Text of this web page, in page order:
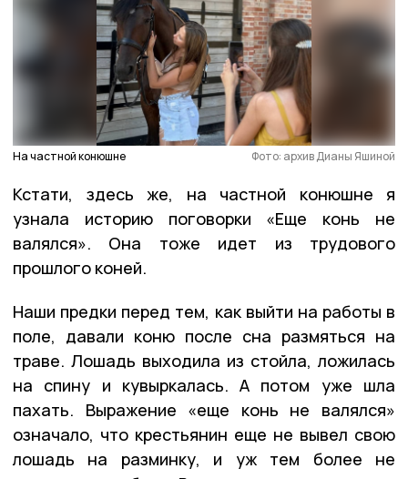
На частной конюшне Фото: архив Дианы Яшиной
Кстати, здесь же, на частной конюшне я
узнала историю поговорки «Еще конь не
валялся». Она тоже идет из трудового
прошлого коней.
Наши предки перед тем, как выйти на работы в
поле, давали коню после сна размяться на
траве. Лошадь выходила из стойла, ложилась
на спину и кувыркалась. А потом уже шла
пахать. Выражение «еще конь не валялся»
означало, что крестьянин еще не вывел свою
лошадь на разминку, и уж тем более не